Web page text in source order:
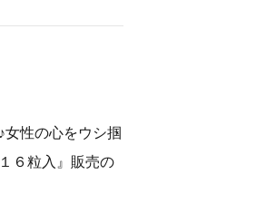
女性の心をウシ掴
６粒入』販売の